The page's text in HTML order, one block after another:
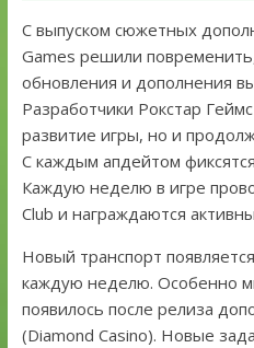
С выпуском сюжетных
Games решили
обновления и дополнения
Разработчики Рокстар
развитие игры, но и
С каждым апдейтом
Каждую неделю в игре
Club и награждаются
Новый транспорт
каждую неделю. Особенно
появилось после релиза
(Diamond Casino). Новые